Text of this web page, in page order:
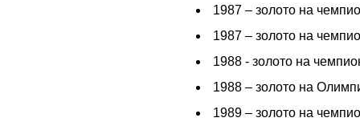
1987 – золото на
1987 – золото на
1988 - золото на
1988 – золото на
1989 – золото на